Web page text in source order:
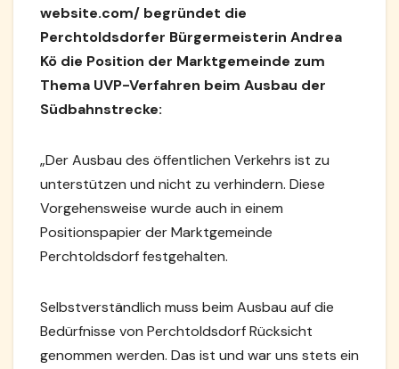
website.com/ begründet die
Perchtoldsdorfer Bürgermeisterin Andrea
Kö die Position der Marktgemeinde zum
Thema UVP-Verfahren beim Ausbau der
Südbahnstrecke:
„Der Ausbau des öffentlichen Verkehrs ist zu
unterstützen und nicht zu verhindern. Diese
Vorgehensweise wurde auch in einem
Positionspapier der Marktgemeinde
Perchtoldsdorf festgehalten.
Selbstverständlich muss beim Ausbau auf die
Bedürfnisse von Perchtoldsdorf Rücksicht
genommen werden. Das ist und war uns stets ein